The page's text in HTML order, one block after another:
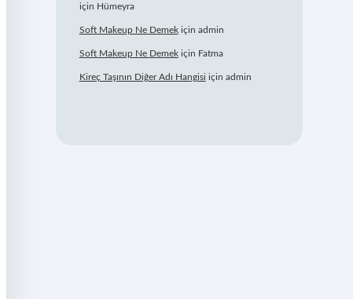
için Hümeyra
Soft Makeup Ne Demekiçin admin
Soft Makeup Ne Demekiçin Fatma
Kireç Taşının Diğer Adı Hangisi için admin